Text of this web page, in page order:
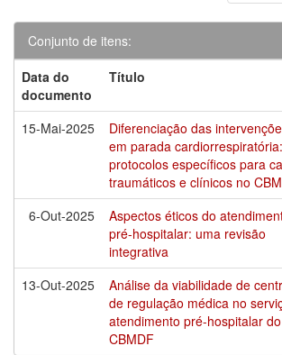
Conjunto de itens:
Data do
documento
Título
15-Mai-2025
Diferenciação das
em parada cardiorrespiratória:
protocolos específicos para
traumáticos e clínicos no
6-Out-2025
Aspectos éticos do
pré-hospitalar: uma revisão
integrativa
13-Out-2025
Análise da viabilidade de
de regulação médica no
atendimento pré-hospitalar do
CBMDF